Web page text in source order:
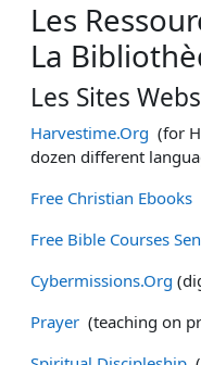
Les
La
Les Sites Webs
Harvestime.Org (for
dozen different
Free Christian Ebooks
Free Bible Courses
Cybermissions.Org
Prayer (teaching on